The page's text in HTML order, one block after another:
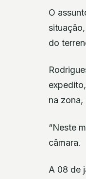
O
do
na zona,
“Neste
câmara.
A 08 de